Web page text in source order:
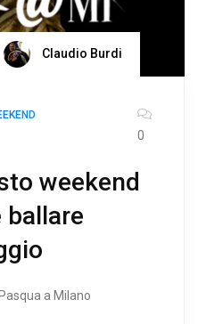
Claudio Burdi
0
weekend
ballare
a Milano